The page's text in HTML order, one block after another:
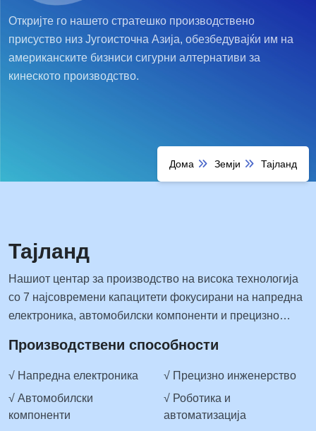
Откријте го нашето стратешко производствено
присуство низ Југоисточна Азија, обезбедувајќи им на
американските бизниси сигурни алтернативи за
кинеското производство.
Дома Земји Тајланд
Тајланд
Нашиот центар за производство на висока технологија
со 7 најсовремени капацитети фокусирани на напредна
електроника, автомобилски компоненти и прецизно
Производствени способности
√ Напредна електроника
√ Автомобилски
компоненти
√ Прецизно инженерство
√ Роботика и
автоматизација